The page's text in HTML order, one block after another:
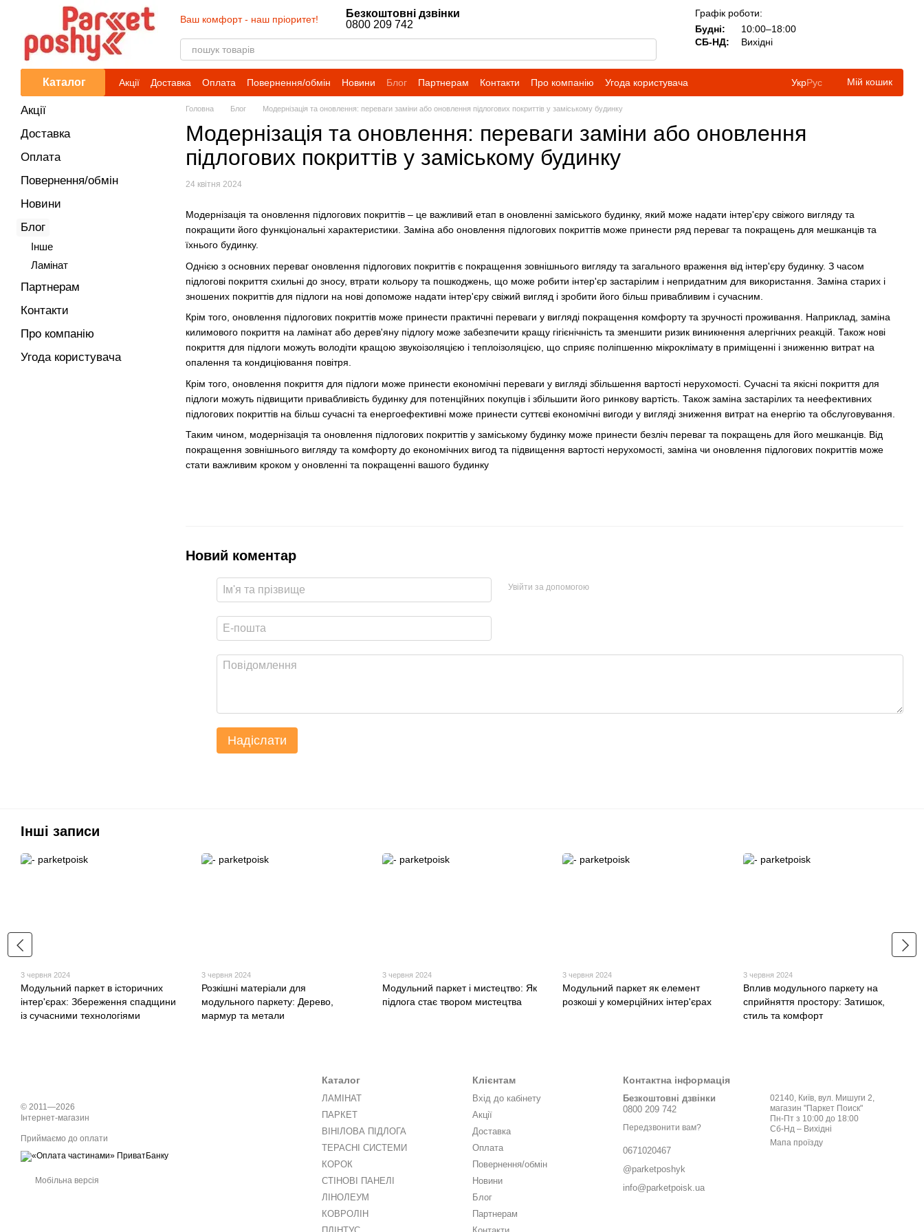
Перейти до основного контенту
Ваш комфорт - наш пріоритет!
Безкоштовні дзвінки
0800 209 742
Графік роботи:
Будні:
10:00–18:00
СБ-НД:
Вихідні
Каталог Акції Доставка Оплата Повернення/обмін Новини Блог Партнерам Контакти Про компанію Угода користувача УкрРус Мій кошик
Головна Блог Модернізація та оновлення: переваги заміни або оновлення підлогових покриттів у заміському будинку
Модернізація та оновлення: переваги заміни або оновлення
підлогових покриттів у заміському будинку
24 квітня 2024
Модернізація та оновлення підлогових покриттів – це важливий етап в оновленні заміського будинку, який може надати інтер'єру свіжого вигляду та
покращити його функціональні характеристики. Заміна або оновлення підлогових покриттів може принести ряд переваг та покращень для мешканців та
їхнього будинку.
Однією з основних переваг оновлення підлогових покриттів є покращення зовнішнього вигляду та загального враження від інтер'єру будинку. З часом
підлогові покриття схильні до зносу, втрати кольору та пошкоджень, що може робити інтер'єр застарілим і непридатним для використання. Заміна старих і
зношених покриттів для підлоги на нові допоможе надати інтер'єру свіжий вигляд і зробити його більш привабливим і сучасним.
Крім того, оновлення підлогових покриттів може принести практичні переваги у вигляді покращення комфорту та зручності проживання. Наприклад, заміна
килимового покриття на ламінат або дерев'яну підлогу може забезпечити кращу гігієнічність та зменшити ризик виникнення алергічних реакцій. Також нові
покриття для підлоги можуть володіти кращою звукоізоляцією і теплоізоляцією, що сприяє поліпшенню мікроклімату в приміщенні і зниженню витрат на
опалення та кондиціювання повітря.
Крім того, оновлення покриття для підлоги може принести економічні переваги у вигляді збільшення вартості нерухомості. Сучасні та якісні покриття для
підлоги можуть підвищити привабливість будинку для потенційних покупців і збільшити його ринкову вартість. Також заміна застарілих та неефективних
підлогових покриттів на більш сучасні та енергоефективні може принести суттєві економічні вигоди у вигляді зниження витрат на енергію та обслуговування.
Таким чином, модернізація та оновлення підлогових покриттів у заміському будинку може принести безліч переваг та покращень для його мешканців. Від
покращення зовнішнього вигляду та комфорту до економічних вигод та підвищення вартості нерухомості, заміна чи оновлення підлогових покриттів може
стати важливим кроком у оновленні та покращенні вашого будинку
Новий коментар
Увійти за допомогою
Надіслати
Акції
Доставка
Оплата
Повернення/обмін
Новини
Блог
Iнше
Ламінат
Партнерам
Контакти
Про компанію
Угода користувача
Інші записи
3 червня 2024
Модульний паркет в історичних
інтер'єрах: Збереження спадщини
із сучасними технологіями
3 червня 2024
Розкішні матеріали для
модульного паркету: Дерево,
мармур та метали
3 червня 2024
Модульний паркет і мистецтво: Як
підлога стає твором мистецтва
3 червня 2024
Модульний паркет як елемент
розкоші у комерційних інтер'єрах
3 червня 2024
Вплив модульного паркету на
сприйняття простору: Затишок,
стиль та комфорт
© 2011—2026
Інтернет-магазин
Приймаємо до оплати
Мобільна версія
Каталог
ЛАМІНАТ
ПАРКЕТ
ВІНІЛОВА ПІДЛОГА
ТЕРАСНІ СИСТЕМИ
КОРОК
СТІНОВІ ПАНЕЛІ
ЛІНОЛЕУМ
КОВРОЛІН
Клієнтам
Вхід до кабінету
Акції
Доставка
Оплата
Повернення/обмін
Новини
Блог
Партнерам
Контактна інформація
Безкоштовні дзвінки
0800 209 742
Передзвонити вам?
0671020467
@parketposhyk
info@parketpoisk.ua
02140, Київ, вул. Мишуги 2,
магазин "Паркет Поиск"
Пн-Пт з 10:00 до 18:00
Сб-Нд – Вихідні
Мапа проїзду